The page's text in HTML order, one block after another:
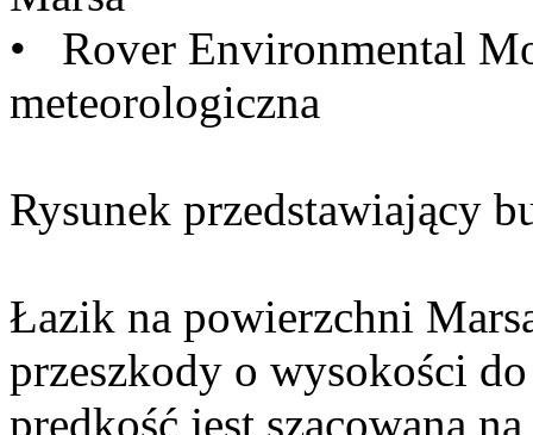
• Rover Environmental
meteorologiczna
Rysunek przedstawiający
Łazik na powierzchni
przeszkody o wysokości
prędkość jest szacowana